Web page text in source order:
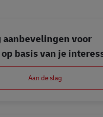
aanbevelingen voor
basis van je
Aan de slag